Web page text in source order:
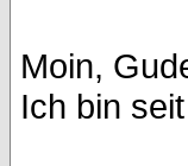
Moin,
Ich bin